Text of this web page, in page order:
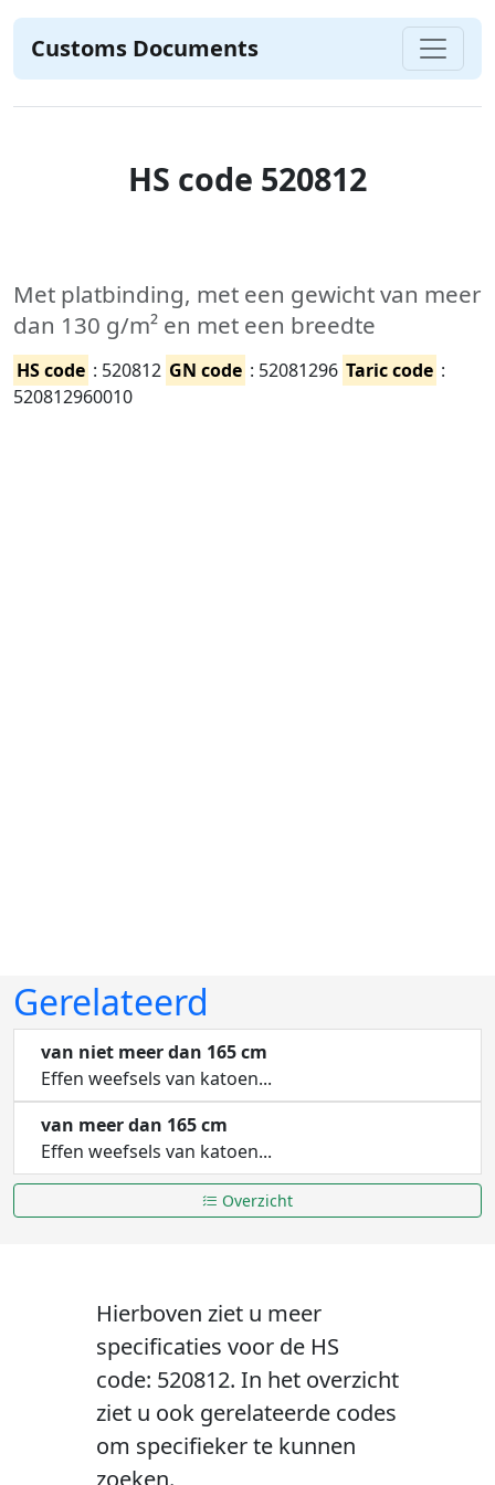
Customs Documents
HS code 520812
Met platbinding, met een gewicht van meer
dan 130 g/m² en met een breedte
HS code : 520812 GN code : 52081296 Taric code :
520812960010
Gerelateerd
van niet meer dan 165 cm
Effen weefsels van katoen...
van meer dan 165 cm
Effen weefsels van katoen...
Overzicht
Hierboven ziet u meer
specificaties voor de HS
code: 520812. In het overzicht
ziet u ook gerelateerde codes
om specifieker te kunnen
zoeken.